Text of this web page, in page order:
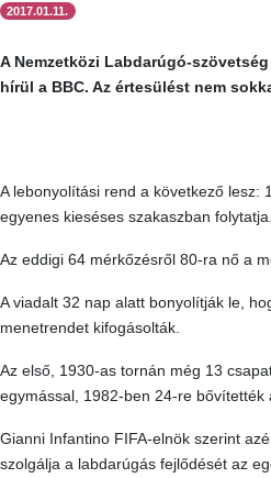
2017.01.11.
A Nemzetközi Labdarúgó-
hírül a BBC. Az értesülést nem
A lebonyolítási rend a következő lesz:
egyenes kieséses szakaszban
Az eddigi 64 mérkőzésről 80-ra nő a
A viadalt 32 nap alatt bonyolítják le,
menetrendet kifogásolták.
Az első, 1930-as tornán még 13
egymással, 1982-ben 24-re bővítették
Gianni Infantino FIFA-elnök szerint
szolgálja a labdarúgás fejlődését az